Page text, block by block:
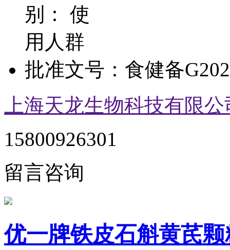
别： 使
用人群
批准文号： 食健备
上海天龙生物科技有限公
15800926301
留言咨询
优一牌铁皮石斛黄芪